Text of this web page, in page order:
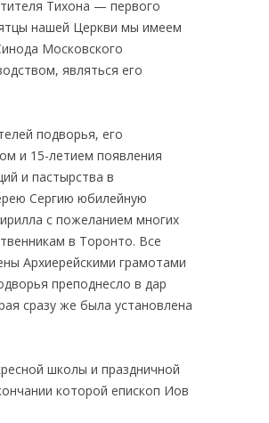
Тихона — первого
нашей Церкви мы имеем
Московского
являться его
подворья, его
и 15-летием появления
и пастырства в
Сергию юбилейную
с пожеланием многих
в Торонто. Все
Архиерейскими грамотами
преподнесло в дар
сразу же была установлена
школы и праздничной
которой епископ Иов